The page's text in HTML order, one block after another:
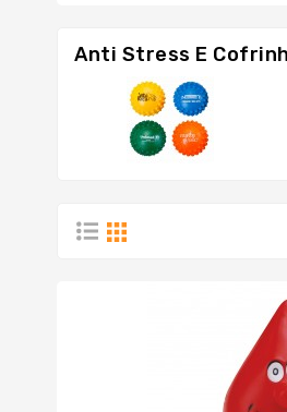
Anti Stress E